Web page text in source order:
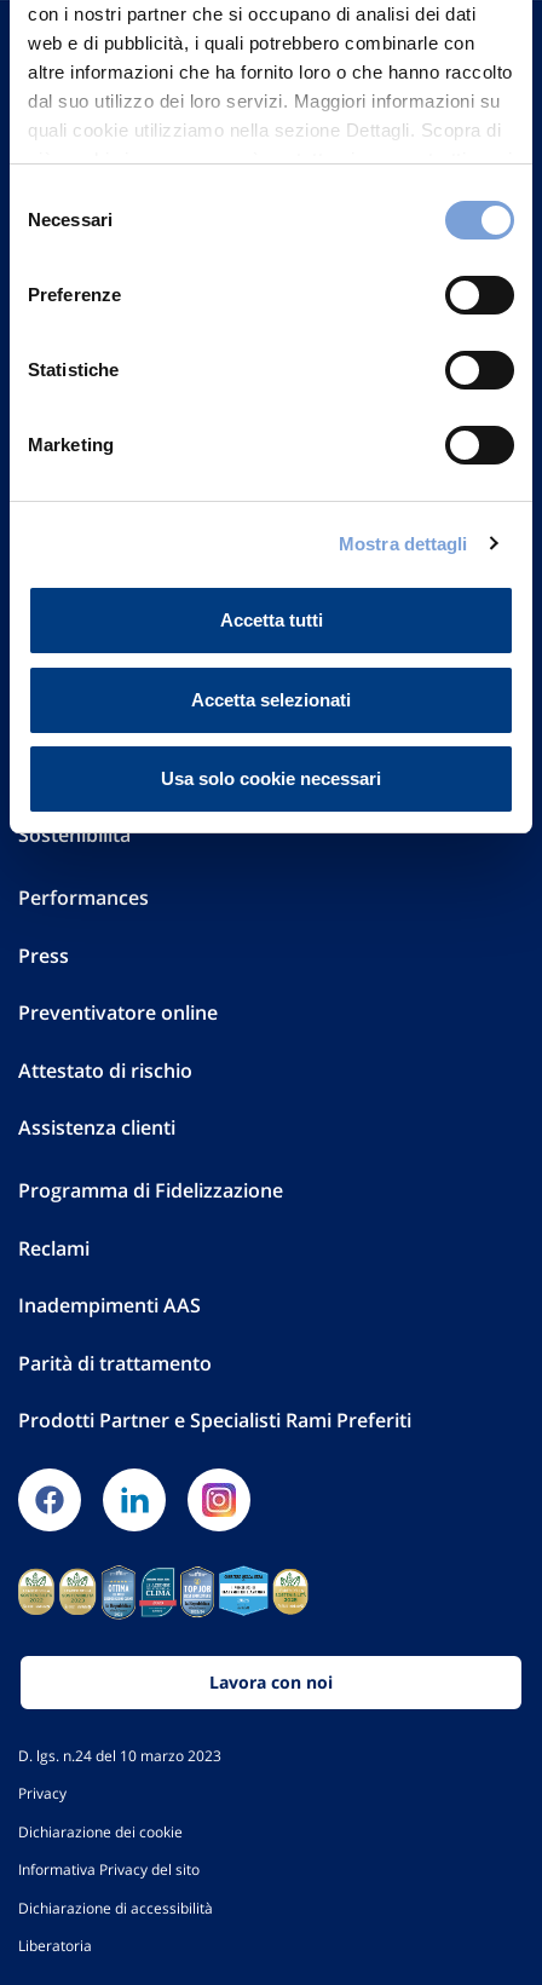
con i nostri partner che si occupano di analisi dei dati
web e di pubblicità, i quali potrebbero combinarle con
altre informazioni che ha fornito loro o che hanno raccolto
dal suo utilizzo dei loro servizi. Maggiori informazioni su
quali cookie utilizziamo nella sezione Dettagli. Scopra di
più su chi siamo, come può contattarci e come trattiamo i
può trovare nel footer del sito nella sezione "Informativa
delNecessari
Preferenze
Statistiche
Marketing
Mostra dettagli
Accetta tutti
Accetta selezionati
Usa solo cookie necessari
un nostro Agente.
Contattaci
Vittoria Assicurazioni S.p.A.
Governance
Altre informazioni
Sostenibilità
Performances
Press
Preventivatore online
Attestato di rischio
Assistenza clienti
Programma di Fidelizzazione
Reclami
Inadempimenti AAS
Parità di trattamento
Prodotti Partner e Specialisti Rami Preferiti
Lavora con noi
D. lgs. n.24 del 10 marzo 2023
Privacy
Dichiarazione dei cookie
Informativa Privacy del sito
Dichiarazione di accessibilità
Liberatoria